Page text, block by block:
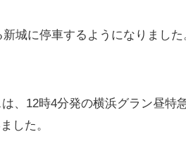
城に停車するようになりまし
、12時4分発の横浜グラン昼
した。